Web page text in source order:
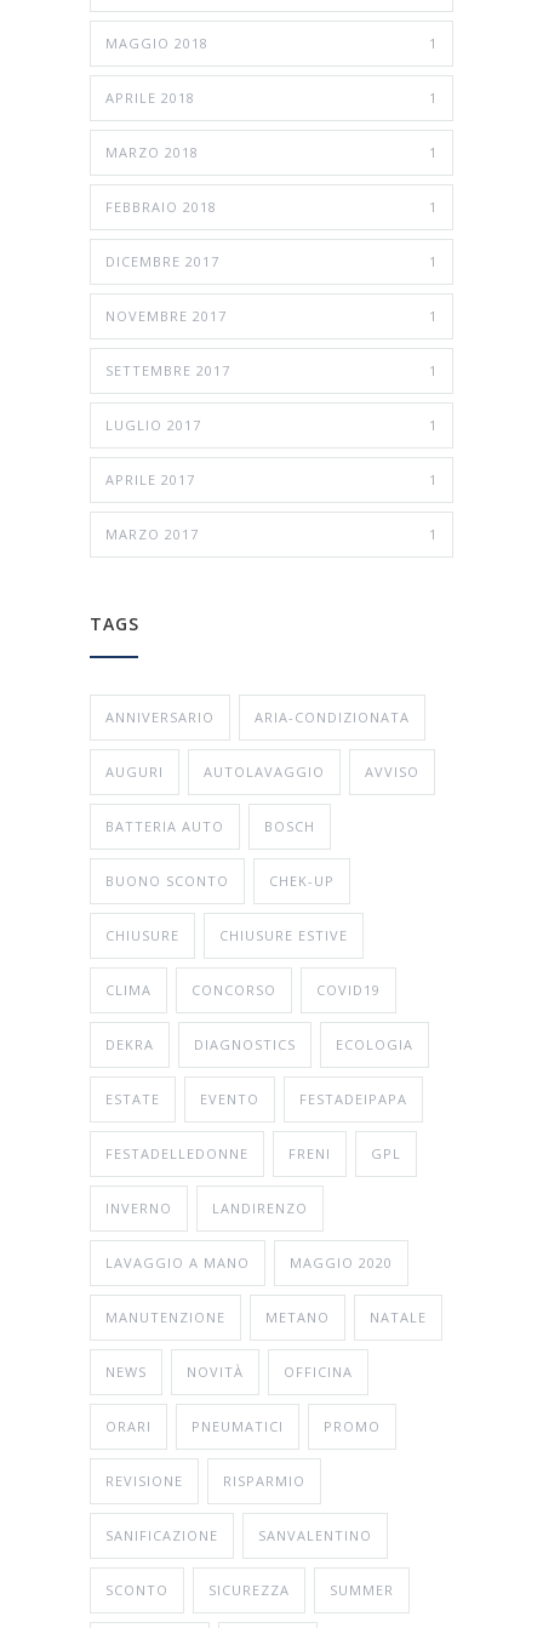
MAGGIO 2018 1
APRILE 2018 1
MARZO 2018 1
FEBBRAIO 2018 1
DICEMBRE 2017 1
NOVEMBRE 2017 1
SETTEMBRE 2017 1
LUGLIO 2017 1
APRILE 2017 1
MARZO 2017 1
TAGS
ANNIVERSARIO ARIA-CONDIZIONATA
AUGURI AUTOLAVAGGIO AVVISO
BATTERIA AUTO BOSCH
BUONO SCONTO CHEK-UP
CHIUSURE CHIUSURE ESTIVE
CLIMA CONCORSO COVID19
DEKRA DIAGNOSTICS ECOLOGIA
ESTATE EVENTO FESTADEIPAPA
FESTADELLEDONNE FRENI GPL
INVERNO LANDIRENZO
LAVAGGIO A MANO MAGGIO 2020
MANUTENZIONE METANO NATALE
NEWS NOVITÀ OFFICINA
ORARI PNEUMATICI PROMO
REVISIONE RISPARMIO
SANIFICAZIONE SANVALENTINO
SCONTO SICUREZZA SUMMER